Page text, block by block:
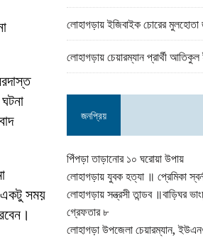
একটু সময়
লোহাগড়ায় ইজিবাইক চোরের
লোহাগড়ায় চেয়ারম্যান প্রার্থী
জনপ্রিয়
পিঁপড়া তাড়ানোর ১০ ঘরোয়া উপায়
লোহাগড়ায় যুবক হত্যা ॥ প্রেমিকা
লোহাগড়ায় সন্ত্রসী তান্ডব ॥বাড়িঘর
গ্রেফতার ৮
লোহাগড়া উপজেলা চেয়ারম্যান,